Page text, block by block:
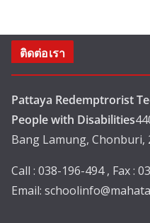
ติดต่อเรา
Pattaya Redemptrorist
People with Disabilities
Bang Lamung, Chonburi,
Call : 038-196-494 , Fax :
Email: